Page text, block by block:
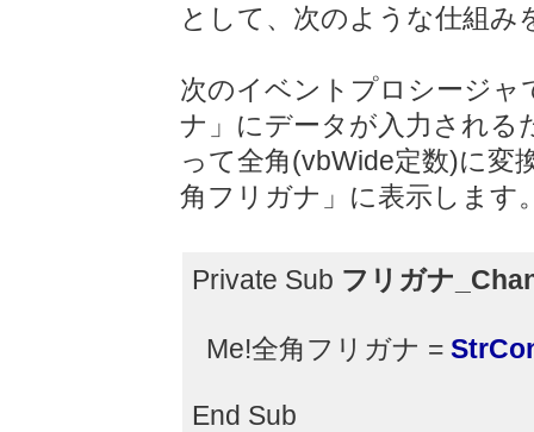
として、次のような仕組み
次のイベントプロシージ
ナ」にデータが入力される
って全角(vbWide定数)に変
角フリガナ」に表示します
Private Sub フリガナ
Me!全角フリガナ =
End Sub